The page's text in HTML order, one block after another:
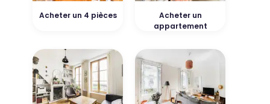
Acheter un 4 pièces
Acheter un
appartement